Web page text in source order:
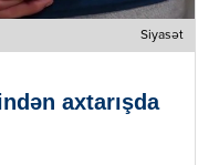
Siyasət
axtarışda